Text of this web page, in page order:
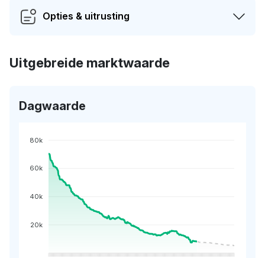
Opties & uitrusting
Uitgebreide marktwaarde
Dagwaarde
80k
60k
40k
20k